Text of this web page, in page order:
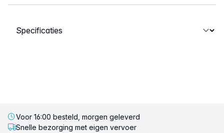
Selecteer een tabblad
Voor 16:00 besteld, morgen geleverd
Snelle bezorging met eigen vervoer